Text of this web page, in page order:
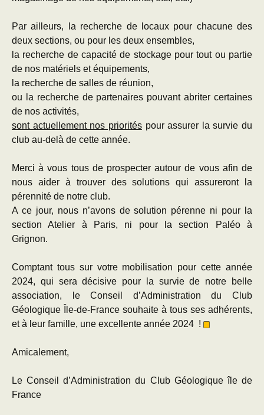
Par ailleurs, la recherche de locaux pour chacune des
deux sections, ou pour les deux ensembles,
la recherche de capacité de stockage pour tout ou partie
de nos matériels et équipements,
la recherche de salles de réunion,
ou la recherche de partenaires pouvant abriter certaines
de nos activités,
sont actuellement nos prioritéspour assurer la survie du
club au-delà de cette année.
Merci à vous tous de prospecter autour de vous afin de
nous aider à trouver des solutions qui assureront la
pérennité de notre club.
A ce jour, nous n’avons de solution pérenne ni pour la
section Atelier à Paris, ni pour la section Paléo à
Grignon.
Comptant tous sur votre mobilisation pour cette année
2024, qui sera décisive pour la survie de notre belle
association, le Conseil d’Administration du Club
Géologique Île-de-France souhaite à tous ses adhérents,
et à leur famille, une excellente année 2024 !
Amicalement,
Le Conseil d’Administration du Club Géologique île de
France